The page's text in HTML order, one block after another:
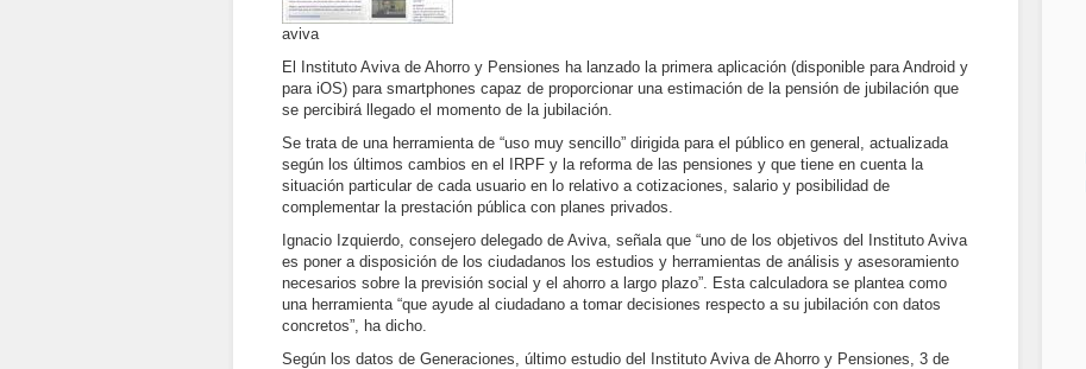
aviva
El Instituto Aviva de Ahorro y Pensiones ha lanzado la primera aplicación (disponible para Android y
para iOS) para smartphones capaz de proporcionar una estimación de la pensión de jubilación que
se percibirá llegado el momento de la jubilación.
Se trata de una herramienta de “uso muy sencillo” dirigida para el público en general, actualizada
según los últimos cambios en el IRPF y la reforma de las pensiones y que tiene en cuenta la
situación particular de cada usuario en lo relativo a cotizaciones, salario y posibilidad de
complementar la prestación pública con planes privados.
Ignacio Izquierdo, consejero delegado de Aviva, señala que “uno de los objetivos del Instituto Aviva
es poner a disposición de los ciudadanos los estudios y herramientas de análisis y asesoramiento
necesarios sobre la previsión social y el ahorro a largo plazo”. Esta calculadora se plantea como
una herramienta “que ayude al ciudadano a tomar decisiones respecto a su jubilación con datos
concretos”, ha dicho.
Según los datos de Generaciones, último estudio del Instituto Aviva de Ahorro y Pensiones, 3 de